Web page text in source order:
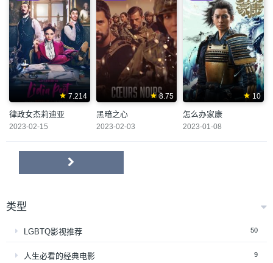
7.214
律政女杰莉迪亚
2023-02-15
8.75
黑暗之心
2023-02-03
10
怎么办家康
2023-01-08
类型
LGBTQ影视推荐 50
人生必看的经典电影 9